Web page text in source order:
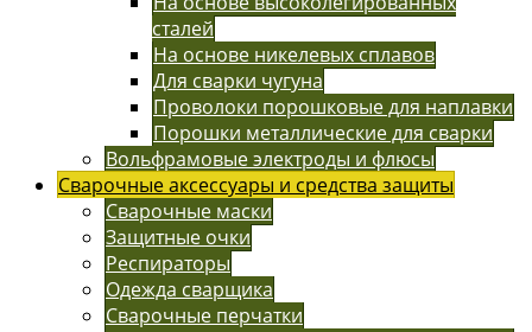
сталей
На основе никелевых сплавов
Для сварки чугуна
Проволоки порошковые для наплавки
Порошки металлические для сварки
Вольфрамовые электроды и флюсы
Сварочные аксессуары и средства защиты
Сварочные маски
Защитные очки
Респираторы
Одежда сварщика
Сварочные перчатки